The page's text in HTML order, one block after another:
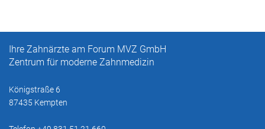
Ihre Zahnärzte am Forum MVZ GmbH
Zentrum für moderne Zahnmedizin
Königstraße 6
87435 Kempten